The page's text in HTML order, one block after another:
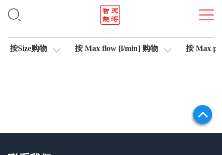
信号测试仪
按Size购物 按 Max flow [l/min] 购物 按 Max